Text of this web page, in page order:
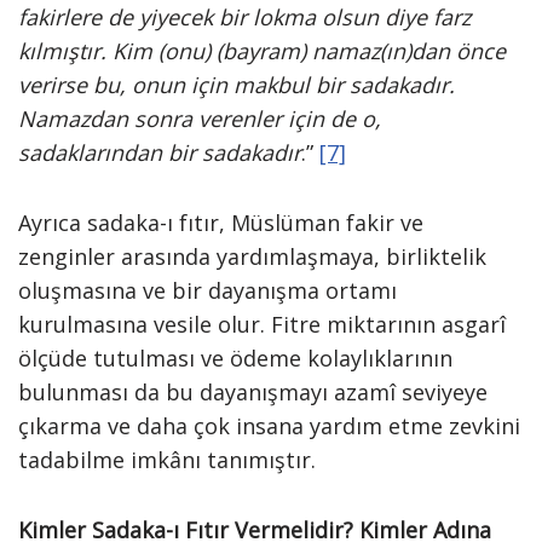
fakirlere de yiyecek bir lokma olsun diye farz
kılmıştır. Kim (onu) (bayram) namaz(ın)dan önce
verirse bu, onun için makbul bir sadakadır.
Namazdan sonra verenler için de o,
sadaklarından bir sadakadır.” [7]
Ayrıca sadaka-ı fıtır, Müslüman fakir ve
zenginler arasında yardımlaşmaya, birliktelik
oluşmasına ve bir dayanışma ortamı
kurulmasına vesile olur. Fitre miktarının asgarî
ölçüde tutulması ve ödeme kolaylıklarının
bulunması da bu dayanışmayı azamî seviyeye
çıkarma ve daha çok insana yardım etme zevkini
tadabilme imkânı tanımıştır.
Kimler Sadaka-ı Fıtır Vermelidir? Kimler Adına